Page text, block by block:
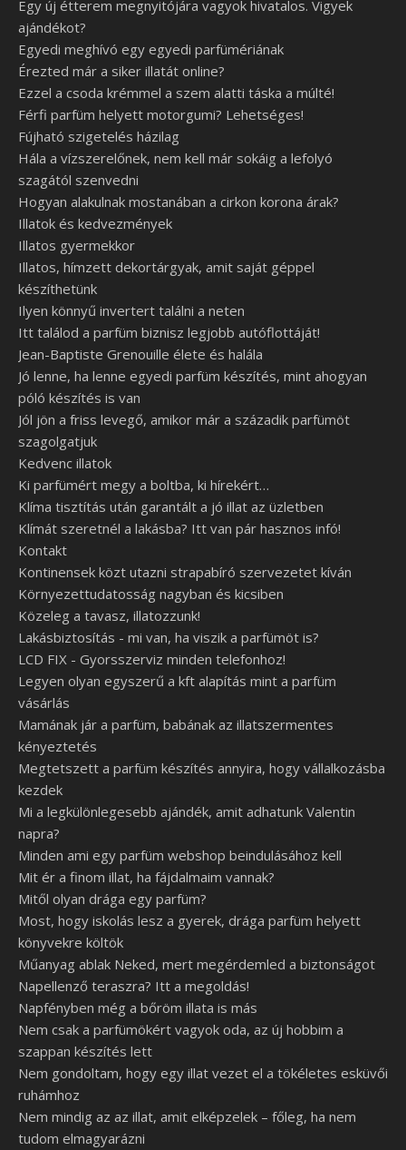
Egy új étterem megnyitójára vagyok hivatalos. Vigyek
ajándékot?
Egyedi meghívó egy egyedi parfümériának
Érezted már a siker illatát online?
Ezzel a csoda krémmel a szem alatti táska a múlté!
Férfi parfüm helyett motorgumi? Lehetséges!
Fújható szigetelés házilag
Hála a vízszerelőnek, nem kell már sokáig a lefolyó
szagától szenvedni
Hogyan alakulnak mostanában a cirkon korona árak?
Illatok és kedvezmények
Illatos gyermekkor
Illatos, hímzett dekortárgyak, amit saját géppel
készíthetünk
Ilyen könnyű invertert találni a neten
Itt találod a parfüm biznisz legjobb autóflottáját!
Jean-Baptiste Grenouille élete és halála
Jó lenne, ha lenne egyedi parfüm készítés, mint ahogyan
póló készítés is van
Jól jön a friss levegő, amikor már a századik parfümöt
szagolgatjuk
Kedvenc illatok
Ki parfümért megy a boltba, ki hírekért…
Klíma tisztítás után garantált a jó illat az üzletben
Klímát szeretnél a lakásba? Itt van pár hasznos infó!
Kontakt
Kontinensek közt utazni strapabíró szervezetet kíván
Környezettudatosság nagyban és kicsiben
Közeleg a tavasz, illatozzunk!
Lakásbiztosítás - mi van, ha viszik a parfümöt is?
LCD FIX - Gyorsszerviz minden telefonhoz!
Legyen olyan egyszerű a kft alapítás mint a parfüm
vásárlás
Mamának jár a parfüm, babának az illatszermentes
kényeztetés
Megtetszett a parfüm készítés annyira, hogy vállalkozásba
kezdek
Mi a legkülönlegesebb ajándék, amit adhatunk Valentin
napra?
Minden ami egy parfüm webshop beindulásához kell
Mit ér a finom illat, ha fájdalmaim vannak?
Mitől olyan drága egy parfüm?
Most, hogy iskolás lesz a gyerek, drága parfüm helyett
könyvekre költök
Műanyag ablak Neked, mert megérdemled a biztonságot
Napellenző teraszra? Itt a megoldás!
Napfényben még a bőröm illata is más
Nem csak a parfümökért vagyok oda, az új hobbim a
szappan készítés lett
Nem gondoltam, hogy egy illat vezet el a tökéletes esküvői
ruhámhoz
Nem mindig az az illat, amit elképzelek – főleg, ha nem
tudom elmagyarázni